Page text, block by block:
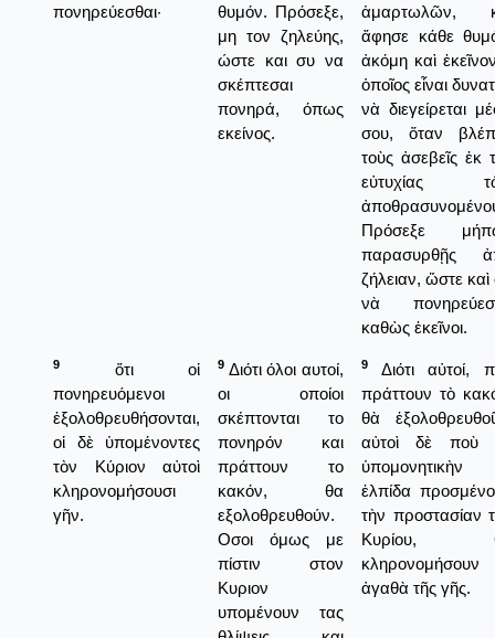
πονηρεύεσθαι·
θυμόν. Πρόσεξε,
μη τον ζηλεύης,
ώστε και συ να
σκέπτεσαι
πονηρά, όπως
εκείνος.
ἁμαρτωλῶν,
ἄφησε κάθε
ἀκόμη καὶ
ὁποῖος εἶναι
νὰ διεγείρεται
σου, ὅταν
τοὺς ἀσεβεῖς ἐκ
εὐτυχίας
Πρόσεξε
παρασυρθῇς
ζήλειαν, ὥστε καὶ
νὰ
καθὼς ἐκεῖνοι.
9
ὅτι οἱ
πονηρευόμενοι
ἐξολοθρευθήσονται,
οἱ δὲ ὑπομένοντες
τὸν Κύριον αὐτοὶ
κληρονομήσουσι
γῆν.
9 Διότι όλοι αυτοί,
οι οποίοι
σκέπτονται το
πονηρόν και
πράττουν το
κακόν, θα
εξολοθρευθούν.
Οσοι όμως με
πίστιν στον
Κυριον
υπομένουν τας
9
Διότι αὐτοί,
πράττουν τὸ
θὰ
αὐτοὶ δὲ ποὺ
ὑπομονητικὴν
ἐλπίδα
τὴν προστασίαν
Κυρίου,
κληρονομήσουν
ἀγαθὰ τῆς γῆς.